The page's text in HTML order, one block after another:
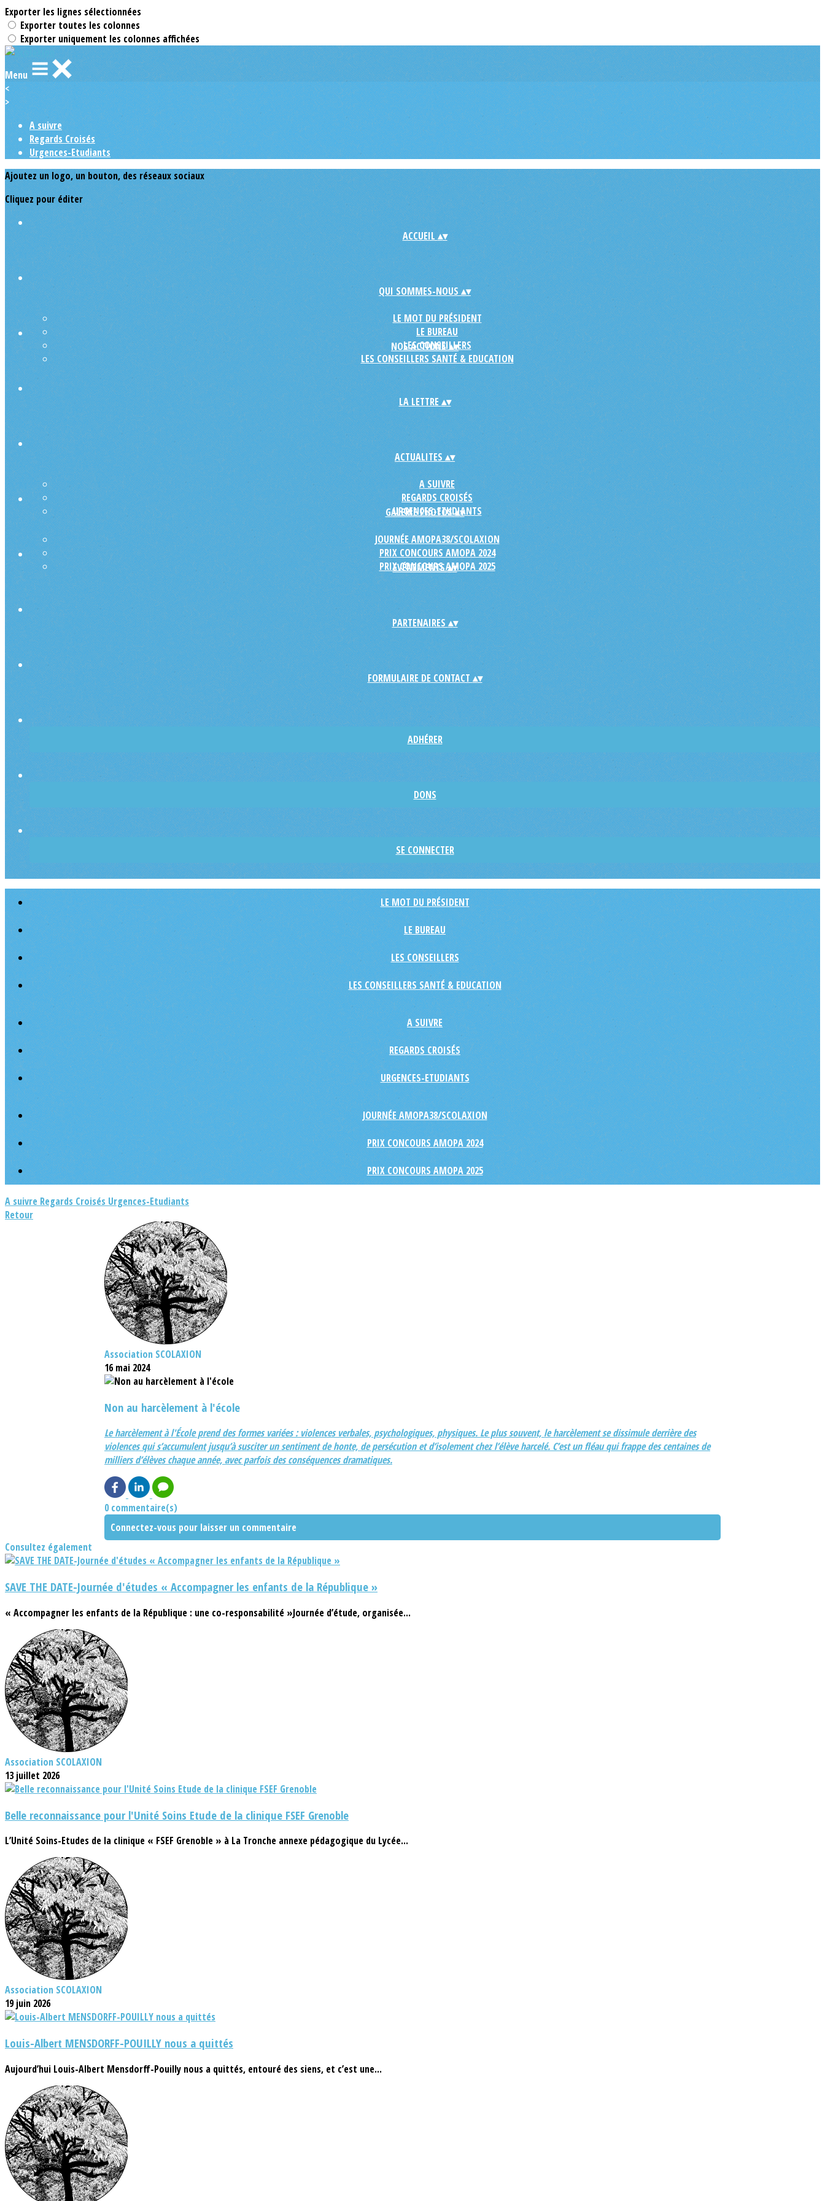
Exporter les lignes sélectionnées
Exporter toutes les colonnes
Exporter uniquement les colonnes affichées
Menu
<
>
A suivre
Regards Croisés
Urgences-Etudiants
Ajoutez un logo, un bouton, des réseaux sociaux
Cliquez pour éditer
ACCUEIL▴▾
QUI SOMMES-NOUS▴▾
LE MOT DU PRÉSIDENT
LE BUREAU
LES CONSEILLERS
LES CONSEILLERS SANTÉ & EDUCATION
NOS ACTIONS▴▾
LA LETTRE ▴▾
ACTUALITES▴▾
A SUIVRE
REGARDS CROISÉS
URGENCES-ETUDIANTS
GALERIE PHOTOS▴▾
JOURNÉE AMOPA38/SCOLAXION
PRIX CONCOURS AMOPA 2024
PRIX CONCOURS AMOPA 2025
EVÉNEMENTS▴▾
PARTENAIRES▴▾
FORMULAIRE DE CONTACT▴▾
ADHÉRER
DONS
SE CONNECTER
LE MOT DU PRÉSIDENT
LE BUREAU
LES CONSEILLERS
LES CONSEILLERS SANTÉ & EDUCATION
A SUIVRE
REGARDS CROISÉS
URGENCES-ETUDIANTS
JOURNÉE AMOPA38/SCOLAXION
PRIX CONCOURS AMOPA 2024
PRIX CONCOURS AMOPA 2025
A suivre Regards Croisés Urgences-Etudiants
Retour
Association SCOLAXION
16 mai 2024
Non au harcèlement à l'école
Le harcèlement à l'École prend des formes variées : violences verbales, psychologiques, physiques. Le plus souvent, le harcèlement se dissimule derrière des
violences qui s’accumulent jusqu’à susciter un sentiment de honte, de persécution et d’isolement chez l’élève harcelé. C’est un fléau qui frappe des centaines de
milliers d’élèves chaque année, avec parfois des conséquences dramatiques.
0 commentaire(s)
Connectez-vous pour laisser un commentaire
Consultez également
SAVE THE DATE-Journée d'études « Accompagner les enfants de la République »
« Accompagner les enfants de la République : une co-responsabilité »Journée d’étude, organisée...
Association SCOLAXION
13 juillet 2026
Belle reconnaissance pour l'Unité Soins Etude de la clinique FSEF Grenoble
L’Unité Soins-Etudes de la clinique « FSEF Grenoble » à La Tronche annexe pédagogique du Lycée...
Association SCOLAXION
19 juin 2026
Louis-Albert MENSDORFF-POUILLY nous a quittés
Aujourd’hui Louis-Albert Mensdorff-Pouilly nous a quittés, entouré des siens, et c’est une...